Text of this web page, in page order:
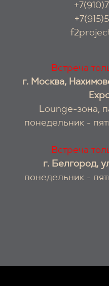
Встреча
г. Москва,
Lounge-зона,
понедельник -
Встреча
г. Белгород,
понедельник -